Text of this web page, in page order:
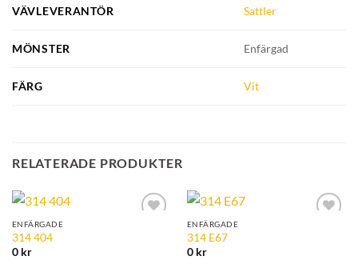
VÄVLEVERANTÖR Sattler
MÖNSTER Enfärgad
FÄRG Vit
RELATERADE PRODUKTER
ENFÄRGADE
314 404
0 kr
ENFÄRGADE
314 E67
0 kr